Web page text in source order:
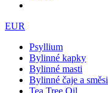
EUR
Psyllium
Bylinné kapky
Bylinné masti
Bylinné čaje a směsi
Tea Tree Oil